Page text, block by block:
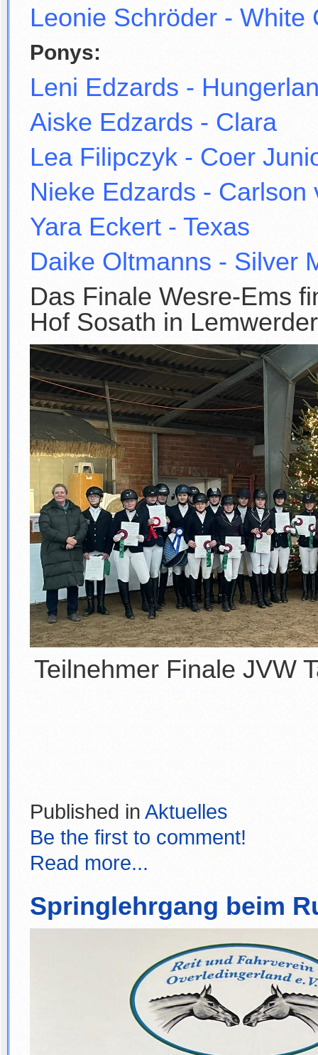
Leonie Schröder - White
Ponys:
Leni Edzards -
Aiske Edzards - Clara
Lea Filipczyk - Coer
Nieke Edzards - Carlson
Yara Eckert - Texas
Daike Oltmanns - Silver
Das Finale Wesre-Ems
Hof Sosath in
Teilnehmer Finale JVW
Published in Aktuelles
Be the first to comment!
Read more...
Springlehrgang beim